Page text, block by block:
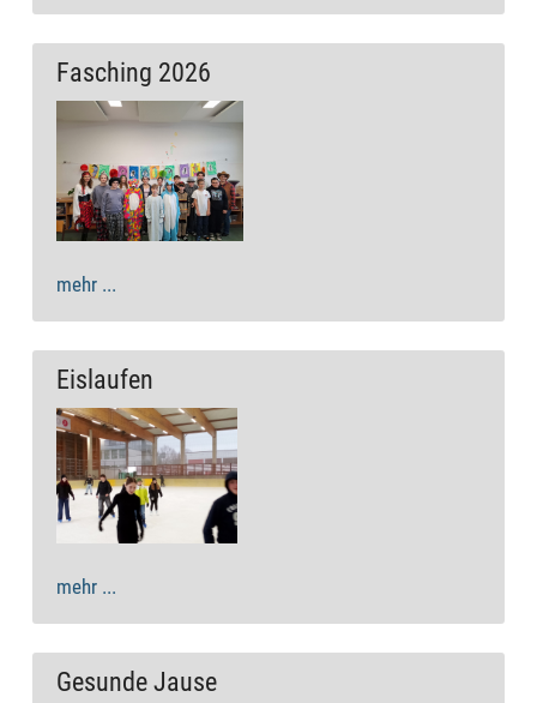
Fasching 2026
mehr ...
Eislaufen
mehr ...
Gesunde Jause